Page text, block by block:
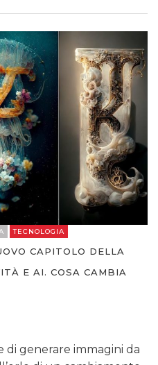
TECNOLOGIA
CAPITOLO DELLA
E AI. COSA CAMBIA
di generare immagini da